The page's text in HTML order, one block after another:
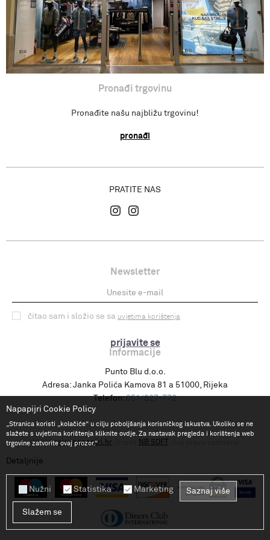
Gdje se nalazimo?
Pronađi trgovinu
Pronađite našu najbližu trgovinu!
pronađi
PRATITE NAS
Newsletter
prijavite se
čitao sam i složio se sa uvjetima korištenja
Informacije
Punto Blu d.o.o.
Adresa: Janka Polića Kamova 81 a 51000, Rijeka
Telefon: 051/627-772
©2026www.napapijri.hr NB SOFT
Napapijri Cookie Policy
„Stranica koristi „kolačiće“ u cilju poboljšanja korisničkog iskustva. Ukoliko se ne
slažete s uvjetima korištenja kliknite ovdje. Za nastavak pregleda i korištenja web
trgovine zatvorite ovaj prozor.“
Detaljnije
Nužni Statistika Marketing Saznaj više
Slažem se